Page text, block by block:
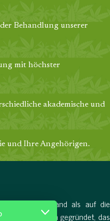
Behandlung unserer
mit höchster
akademische und
und Ihre Angehörigen.
in Deutschland als auf die
Unternehmen gegründet, das